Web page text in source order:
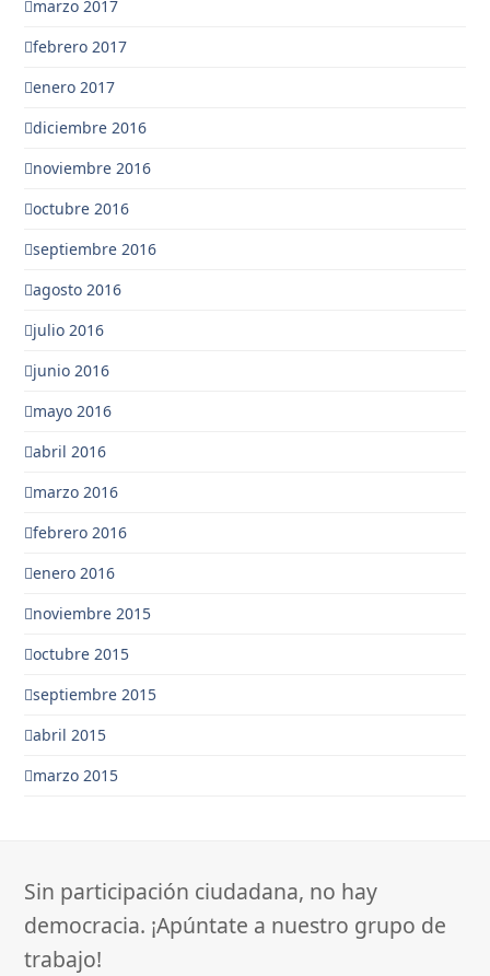
marzo 2017
febrero 2017
enero 2017
diciembre 2016
noviembre 2016
octubre 2016
septiembre 2016
agosto 2016
julio 2016
junio 2016
mayo 2016
abril 2016
marzo 2016
febrero 2016
enero 2016
noviembre 2015
octubre 2015
septiembre 2015
abril 2015
marzo 2015
Sin participación ciudadana, no hay
democracia. ¡Apúntate a nuestro grupo de
trabajo!